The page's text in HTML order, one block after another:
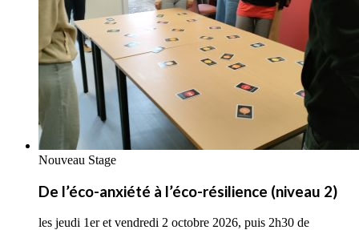
Nouveau Stage
De l’éco-anxiété à l’éco-résilience (niveau 2)
les jeudi 1er et vendredi 2 octobre 2026, puis 2h30 de